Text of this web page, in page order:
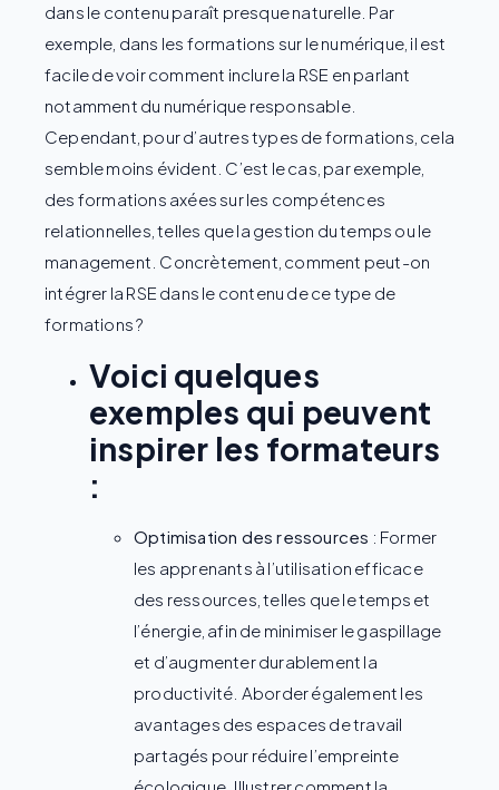
dans le contenu paraît presque naturelle. Par
exemple, dans les formations sur le numérique, il est
facile de voir comment inclure la RSE en parlant
notamment du numérique responsable.
Cependant, pour d’autres types de formations, cela
semble moins évident. C’est le cas, par exemple,
des formations axées sur les compétences
relationnelles, telles que la gestion du temps ou le
management. Concrètement, comment peut-on
intégrer la RSE dans le contenu de ce type de
formations ?
Voici quelques
exemples qui peuvent
inspirer les formateurs
:
Optimisation des ressources : Former
les apprenants à l’utilisation efficace
des ressources, telles que le temps et
l’énergie, afin de minimiser le gaspillage
et d’augmenter durablement la
productivité. Aborder également les
avantages des espaces de travail
partagés pour réduire l’empreinte